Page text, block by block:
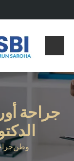
جراحة
وطن